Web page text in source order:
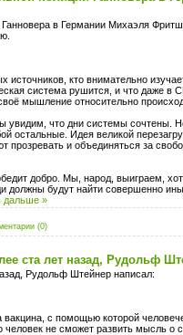
в Германии Михаэля
кто внимательно
система рушится, и что даже
мышление относительно
что дни системы сочтены.
остальные. Идея великой
прозревать и объединяться за
добро. Мы, народ, выиграем,
должны будут найти совершенно
дальше »
(0)
лет назад, Рудольф
Рудольф Штейнер написал:
с помощью которой
человек не сможет развить мысль о